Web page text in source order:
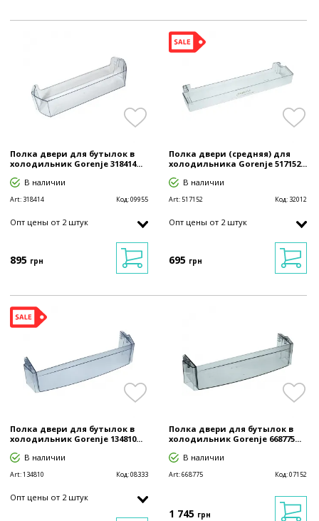
Полка двери для бутылок в
холодильник Gorenje 318414...
В наличии
Art: 318414 Код:09955
Опт цены от 2 штук
895 грн
Полка двери (средняя) для
холодильника Gorenje 517152...
В наличии
Art:517152 Код: 32012
Опт цены от 2 штук
695 грн
Полка двери для бутылок в
холодильник Gorenje 134810...
В наличии
Art:134810 Код:08333
Опт цены от 2 штук
Полка двери для бутылок в
холодильник Gorenje 668775...
В наличии
Art:668775 Код:07152
1 745 грн